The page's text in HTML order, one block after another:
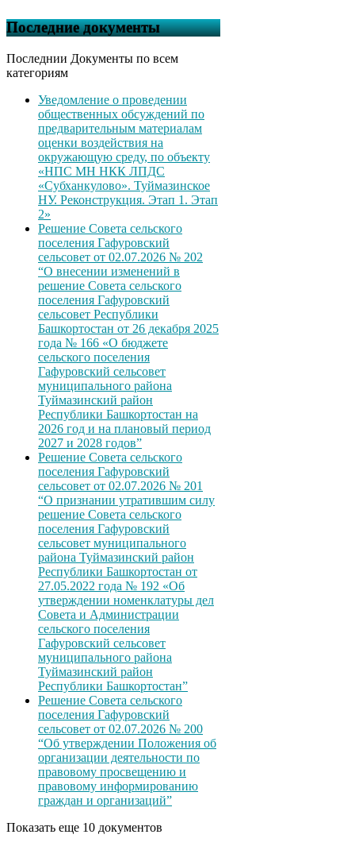
Последние документы
Последнии Документы по всем
категориям
Уведомление о проведении
общественных обсуждений по
предварительным материалам
оценки воздействия на
окружающую среду, по объекту
«НПС МН НКК ЛПДС
«Субханкулово». Туймазинское
НУ. Реконструкция. Этап 1. Этап
2»
Решение Совета сельского
поселения Гафуровский
сельсовет от 02.07.2026 № 202
“О внесении изменений в
решение Совета сельского
поселения Гафуровский
сельсовет Республики
Башкортостан от 26 декабря 2025
года № 166 «О бюджете
сельского поселения
Гафуровский сельсовет
муниципального района
Туймазинский район
Республики Башкортостан на
2026 год и на плановый период
2027 и 2028 годов”
Решение Совета сельского
поселения Гафуровский
сельсовет от 02.07.2026 № 201
“О признании утратившим силу
решение Совета сельского
поселения Гафуровский
сельсовет муниципального
района Туймазинский район
Республики Башкортостан от
27.05.2022 года № 192 «Об
утверждении номенклатуры дел
Совета и Администрации
сельского поселения
Гафуровский сельсовет
муниципального района
Туймазинский район
Республики Башкортостан”
Решение Совета сельского
поселения Гафуровский
сельсовет от 02.07.2026 № 200
“Об утверждении Положения об
организации деятельности по
правовому просвещению и
правовому информированию
граждан и организаций”
Показать еще 10 документов